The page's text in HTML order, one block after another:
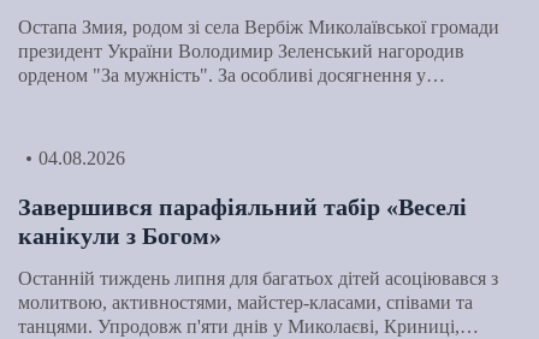
Остапа Змия, родом зі села Вербіж Миколаївської громади
президент України Володимир Зеленський нагородив
орденом "За мужність". За особливі досягнення у…
04.08.2026
Завершився парафіяльний табір «Веселі
канікули з Богом»
Останній тиждень липня для багатьох дітей асоціювався з
молитвою, активностями, майстер-класами, співами та
танцями. Упродовж п'яти днів у Миколаєві, Криниці,…